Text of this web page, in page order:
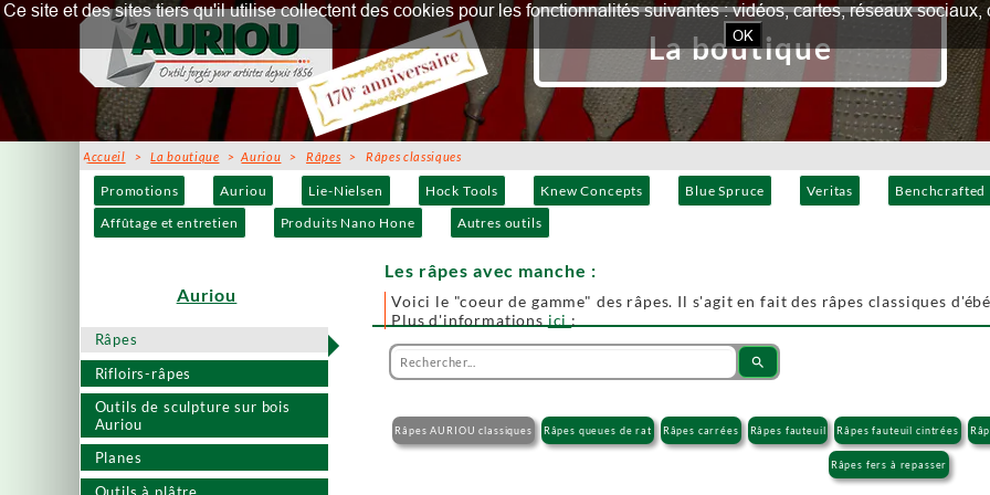
Promotions Auriou Lie-Nielsen Hock Tools Knew Concepts Blue Spruce Veritas Benchcrafted
Affûtage et entretien
Produits Nano Hone Autres outils
Râpes
Rifloirs-râpes
Outils de sculpture sur bois
Auriou
Planes
Outils à plâtre
La boutique
Accueil >La boutique >Auriou >Râpes > Râpes classiques
Les râpes avec manche :
Voici le "coeur de gamme" des râpes. Il s'agit en fait des râpes classiques
Plus d'informations ici :
Auriou
search
Râpes AURIOU classiques Râpes queues de rat Râpes carrées Râpes fauteuil Râpes fauteuil cintrées
Râpes fers à repasser
Ce site et des sites tiers qu'il utilise collectent des cookies pour les fonctionnalités suivantes : vidéos, cartes, réseaux
OK